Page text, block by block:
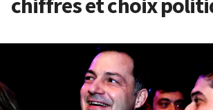
chiffres et choix